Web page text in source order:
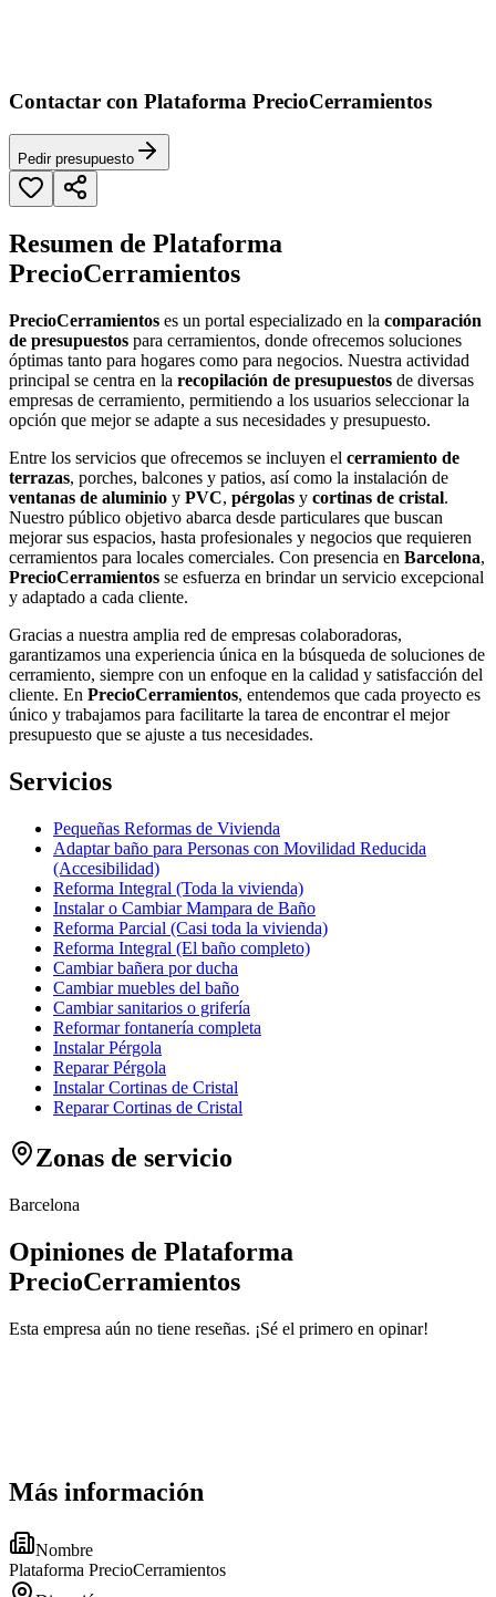
Contactar con Plataforma PrecioCerramientos
Pedir presupuesto
Resumen de Plataforma
PrecioCerramientos
PrecioCerramientos es un portal especializado en la comparación
de presupuestos para cerramientos, donde ofrecemos soluciones
óptimas tanto para hogares como para negocios. Nuestra actividad
principal se centra en la recopilación de presupuestos de diversas
empresas de cerramiento, permitiendo a los usuarios seleccionar la
opción que mejor se adapte a sus necesidades y presupuesto.
Entre los servicios que ofrecemos se incluyen el cerramiento de
terrazas, porches, balcones y patios, así como la instalación de
ventanas de aluminio y PVC, pérgolas y cortinas de cristal.
Nuestro público objetivo abarca desde particulares que buscan
mejorar sus espacios, hasta profesionales y negocios que requieren
cerramientos para locales comerciales. Con presencia en Barcelona,
PrecioCerramientos se esfuerza en brindar un servicio excepcional
y adaptado a cada cliente.
Gracias a nuestra amplia red de empresas colaboradoras,
garantizamos una experiencia única en la búsqueda de soluciones de
cerramiento, siempre con un enfoque en la calidad y satisfacción del
cliente. En PrecioCerramientos, entendemos que cada proyecto es
único y trabajamos para facilitarte la tarea de encontrar el mejor
presupuesto que se ajuste a tus necesidades.
Servicios
Pequeñas Reformas de Vivienda
Adaptar baño para Personas con Movilidad Reducida
(Accesibilidad)
Reforma Integral (Toda la vivienda)
Instalar o Cambiar Mampara de Baño
Reforma Parcial (Casi toda la vivienda)
Reforma Integral (El baño completo)
Cambiar bañera por ducha
Cambiar muebles del baño
Cambiar sanitarios o grifería
Reformar fontanería completa
Instalar Pérgola
Reparar Pérgola
Instalar Cortinas de Cristal
Reparar Cortinas de Cristal
Zonas de servicio
Barcelona
Opiniones de Plataforma
PrecioCerramientos
Esta empresa aún no tiene reseñas. ¡Sé el primero en opinar!
Más información
Nombre
Plataforma PrecioCerramientos